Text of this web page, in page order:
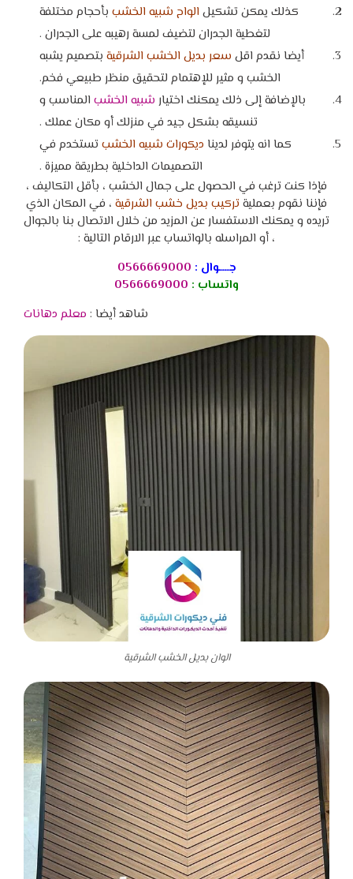
كذلك يمكن تشكيل الواح شبيه الخشب بأحجام مختلفة
لتغطية الجدران لتضيف لمسة رهيبه على الجدران .
أيضا نقدم اقل سعر بديل الخشب الشرقية بتصميم يشبه
الخشب و مثير للإهتمام لتحقيق منظر طبيعي فخم.
بالإضافة إلى ذلك يمكنك اختيار شبيه الخشب المناسب و
تنسيقه بشكل جيد في منزلك أو مكان عملك .
كما انه يتوفر لدينا ديكورات شبيه الخشب تستخدم في
التصميمات الداخلية بطريقة مميزة .
فإذا كنت ترغب في الحصول على جمال الخشب ، بأقل التكاليف ،
فإننا نقوم بعملية تركيب بديل خشب الشرقية ، في المكان الذي
تريده و يمكنك الاستفسار عن المزيد من خلال الاتصال بنا بالجوال
، أو المراسله بالواتساب عبر الارقام التالية :
جــــوال : 0566669000
واتساب : 0566669000
شاهد أيضا : معلم دهانات
الوان بديل الخشب الشرقية